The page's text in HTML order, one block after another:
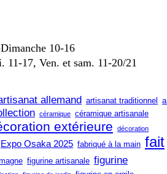
10-16
11-17, Ven. et sam. 11-20/21
allemand artisanat traditionnel
céramique céramique artisanale
extérieure décoration
Expo Osaka 2025 fabriqué à la main fait
figurine artisanale figurine